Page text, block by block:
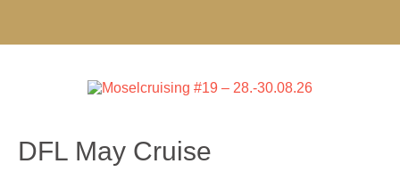
DFL May Cruise